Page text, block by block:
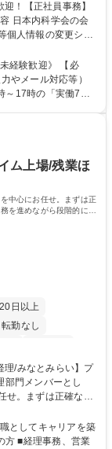
個人情報の変更シス
、各種委員会の運
タ
ステム登録・更新
わせ対応】 ・会員
経験歓迎》 【必
やメール対応等）
ム上場/残業ほ
中心にお任せ。まずは正
を進めながら段階的に経
日以上
転勤なし
祝休み
服装自由
せ。まずは正確な入
務を進めながら段
、記帳業務 ■既存
としてキャリアを築
方 ■経理事務、営業